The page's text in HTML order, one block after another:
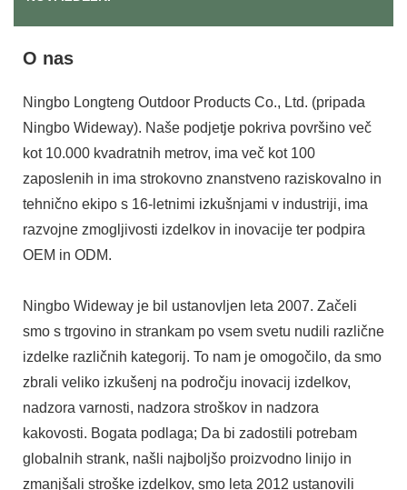
O nas
Ningbo Longteng Outdoor Products Co., Ltd. (pripada
Ningbo Wideway). Naše podjetje pokriva površino več
kot 10.000 kvadratnih metrov, ima več kot 100
zaposlenih in ima strokovno znanstveno raziskovalno in
tehnično ekipo s 16-letnimi izkušnjami v industriji, ima
razvojne zmogljivosti izdelkov in inovacije ter podpira
OEM in ODM.
Ningbo Wideway je bil ustanovljen leta 2007. Začeli
smo s trgovino in strankam po vsem svetu nudili različne
izdelke različnih kategorij. To nam je omogočilo, da smo
zbrali veliko izkušenj na področju inovacij izdelkov,
nadzora varnosti, nadzora stroškov in nadzora
kakovosti. Bogata podlaga; Da bi zadostili potrebam
globalnih strank, našli najboljšo proizvodno linijo in
zmanjšali stroške izdelkov, smo leta 2012 ustanovili